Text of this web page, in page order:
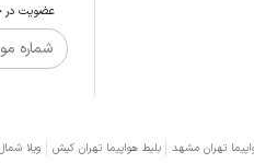
عضویت در
شماره
تهران مشهد بلیط هواپیما تهران کیش ویلا